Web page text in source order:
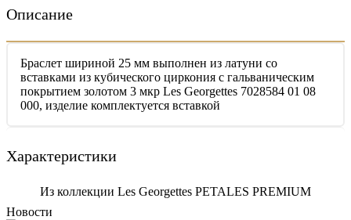
Описание
Браслет шириной 25 мм выполнен из латуни со
вставками из кубического циркония с гальваническим
покрытием золотом 3 мкр Les Georgettes 7028584 01 08
000, изделие комплектуется вставкой
Характеристики
Из коллекции Les Georgettes PETALES PREMIUM
Новости